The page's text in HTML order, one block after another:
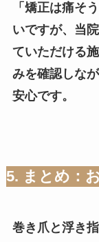
「矯正は痛そ
いですが、当
ていただける
みを確認しな
安心です。
5. まとめ：
巻き爪と浮き